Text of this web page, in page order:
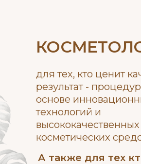
для тех, кто ценит
результат -
основе
технологий и
высококачественных
косметических
А также для тех